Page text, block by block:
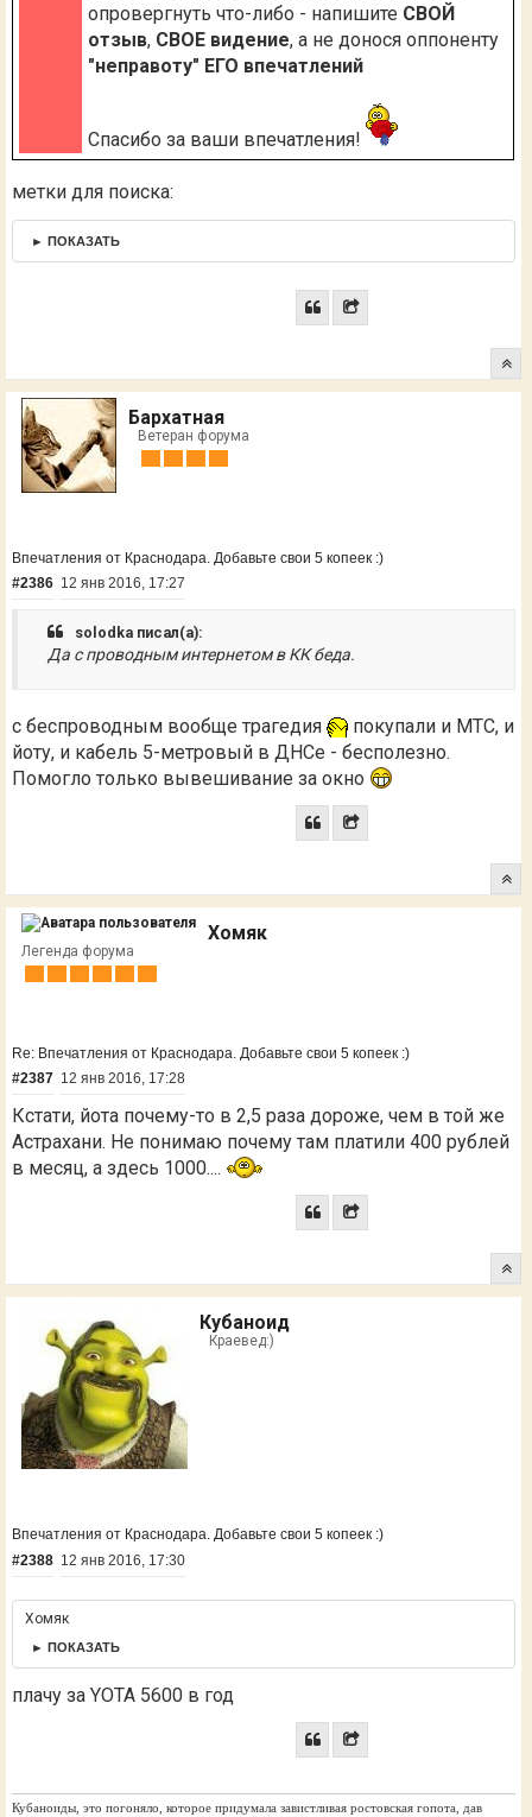
опровергнуть что-либо - напишите СВОЙ
отзыв, СВОЕ видение, а не донося оппоненту
"неправоту" ЕГО впечатлений
Спасибо за ваши впечатления!
метки для поиска:
► ПОКАЗАТЬ
Бархатная
Ветеран форума
Впечатления от Краснодара. Добавьте свои 5 копеек :)
#2386 12 янв 2016, 17:27
solodka писал(а):
Да с проводным интернетом в КК беда.
с беспроводным вообще трагедия
покупали и МТС, и
йоту, и кабель 5-метровый в ДНСе - бесполезно.
Помогло только вывешивание за окно
Хомяк
Легенда форума
Re: Впечатления от Краснодара. Добавьте свои 5 копеек :)
#2387 12 янв 2016, 17:28
Кстати, йота почему-то в 2,5 раза дороже, чем в той же
Астрахани. Не понимаю почему там платили 400 рублей
в месяц, а здесь 1000....
Кубаноид
Краевед:)
Впечатления от Краснодара. Добавьте свои 5 копеек :)
#2388 12 янв 2016, 17:30
Хомяк
► ПОКАЗАТЬ
плачу за YOTA 5600 в год
Кубаноиды, это погоняло, которое придумала завистливая ростовская гопота, дав